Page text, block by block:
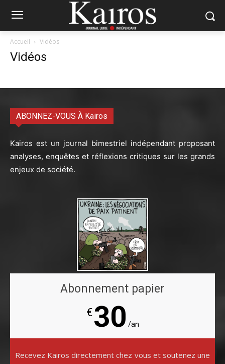
Accueil Vidéos
Vidéos
ABONNEZ-VOUS À Kairos
Kairos est un journal bimestriel indépendant proposant
analyses, enquêtes et réflexions critiques sur les grands
enjeux de société.
Abonnement papier
€30 /an
Recevez Kairos directement chez vous et soutenez une